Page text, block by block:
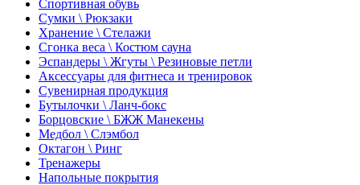
Спортивная обувь
Сумки \ Рюкзаки
Хранение \ Стелажи
Сгонка веса \ Костюм сауна
Эспандеры \ Жгуты \ Резиновые петли
Аксессуары для фитнеса и тренировок
Сувенирная продукция
Бутылочки \ Ланч-бокс
Борцовские \ БЖЖ Манекены
Медбол \ Слэмбол
Октагон \ Ринг
Тренажеры
Напольные покрытия